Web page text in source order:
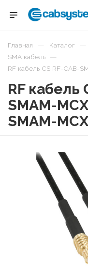
Главная — Каталог —
SMA кабель —
RF кабель CS RF-CAB-
RF кабель
SMAM-
SMAM-